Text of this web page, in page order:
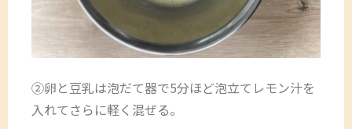
②卵と豆乳は泡だて器で5分ほど泡立てレモン汁を
入れてさらに軽く混ぜる。